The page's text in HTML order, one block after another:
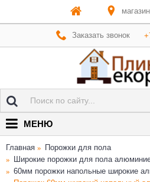
Заказать звонок
МЕНЮ
Главная
Порожки для пола
Широкие порожки для пола
60мм порожки напольные широкие